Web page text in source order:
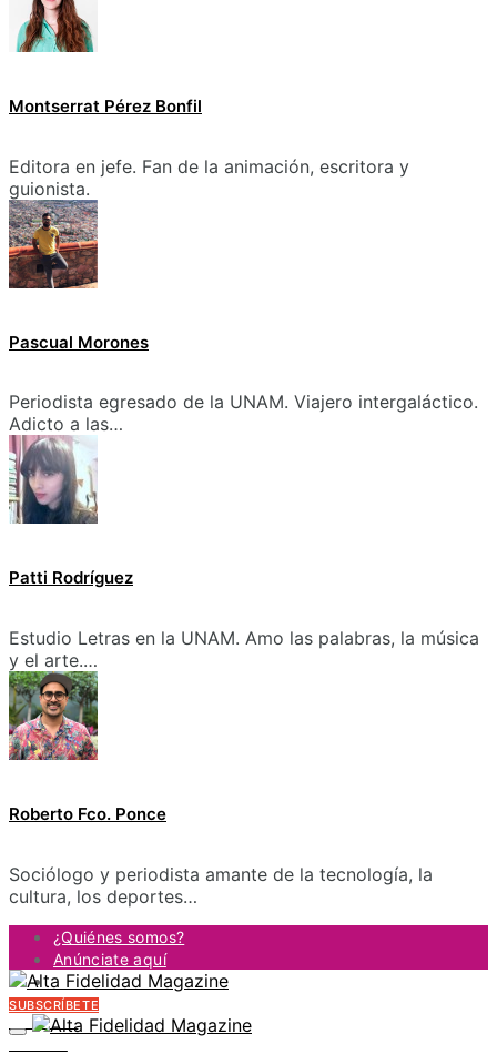
Montserrat Pérez Bonfil
Editora en jefe. Fan de la animación, escritora y
guionista.
Pascual Morones
Periodista egresado de la UNAM. Viajero intergaláctico.
Adicto a las…
Patti Rodríguez
Estudio Letras en la UNAM. Amo las palabras, la música
y el arte.…
Roberto Fco. Ponce
Sociólogo y periodista amante de la tecnología, la
cultura, los deportes…
¿Quiénes somos?
Anúnciate aquí
Contacto
FACEBOOK
SUBSCRÍBETE